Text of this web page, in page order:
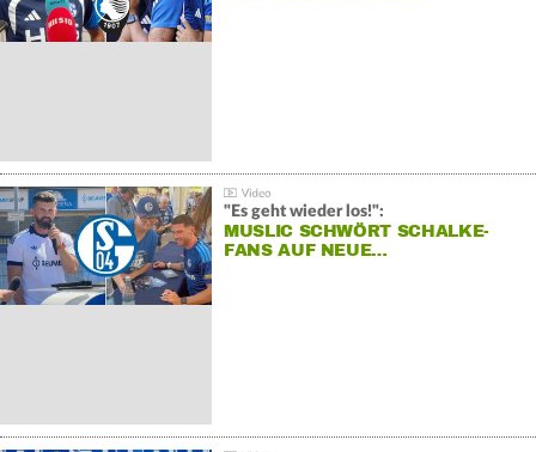
"Es geht wieder los!":
MUSLIC SCHWÖRT SCHALKE-
FANS AUF NEUE…